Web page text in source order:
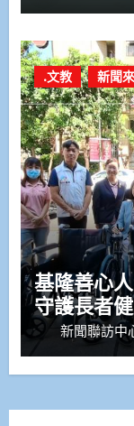
.文教 新聞
基隆善心
守護長者
新聞聯訪中